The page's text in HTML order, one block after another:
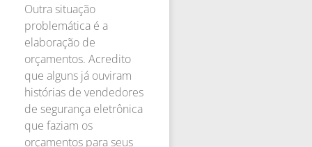
Outra situação
problemática é a
elaboração de
orçamentos. Acredito
que alguns já ouviram
histórias de vendedores
de segurança eletrônica
que faziam os
orçamentos para seus